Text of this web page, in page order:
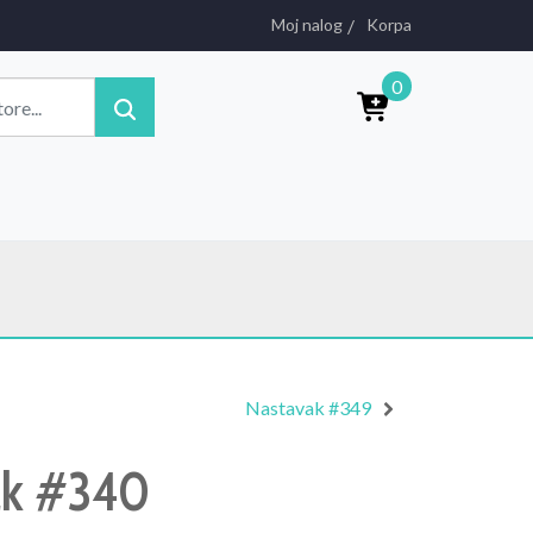
Moj nalog Korpa
0
Nastavak #349
#340